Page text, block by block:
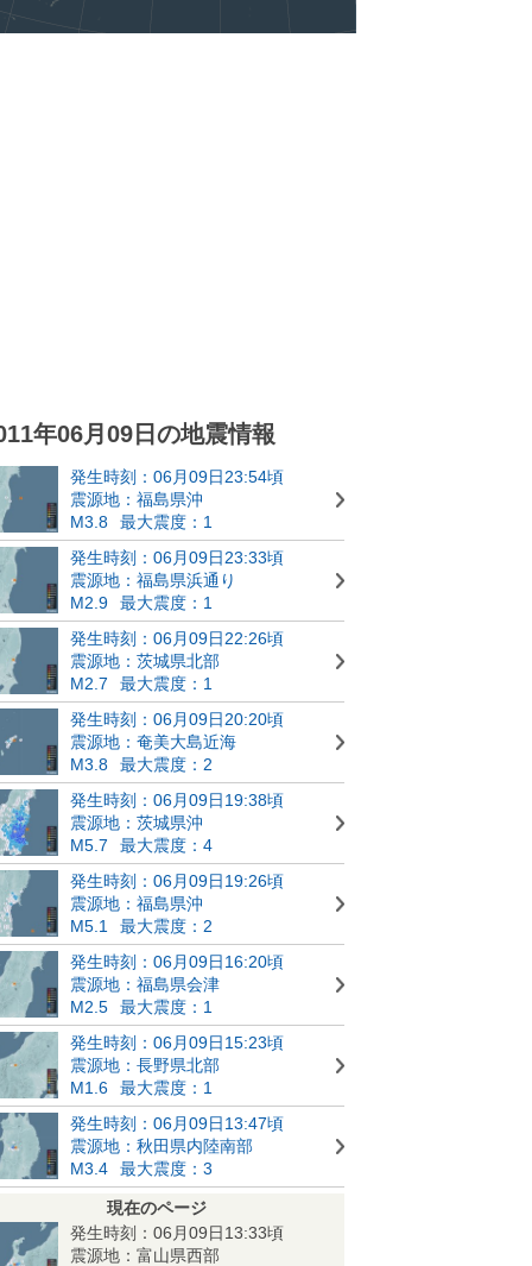
年06月09日の地震情報
発生時刻：06月09日23:54頃
震源地：福島県沖
M3.8
最大震度：1
発生時刻：06月09日23:33頃
震源地：福島県浜通り
M2.9
最大震度：1
発生時刻：06月09日22:26頃
震源地：茨城県北部
M2.7
最大震度：1
発生時刻：06月09日20:20頃
震源地：奄美大島近海
M3.8
最大震度：2
発生時刻：06月09日19:38頃
震源地：茨城県沖
M5.7
最大震度：4
発生時刻：06月09日19:26頃
震源地：福島県沖
M5.1
最大震度：2
発生時刻：06月09日16:20頃
震源地：福島県会津
M2.5
最大震度：1
発生時刻：06月09日15:23頃
震源地：長野県北部
M1.6
最大震度：1
発生時刻：06月09日13:47頃
震源地：秋田県内陸南部
M3.4
最大震度：3
現在のページ
発生時刻：06月09日13:33頃
震源地：富山県西部